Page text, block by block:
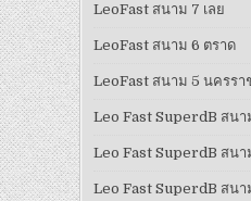
LeoFast สนาม 7 เลย
LeoFast สนาม 6 ตราด
LeoFast สนาม 5 นครรา
Leo Fast SuperdB สนา
Leo Fast SuperdB สนา
Leo Fast SuperdB สนา